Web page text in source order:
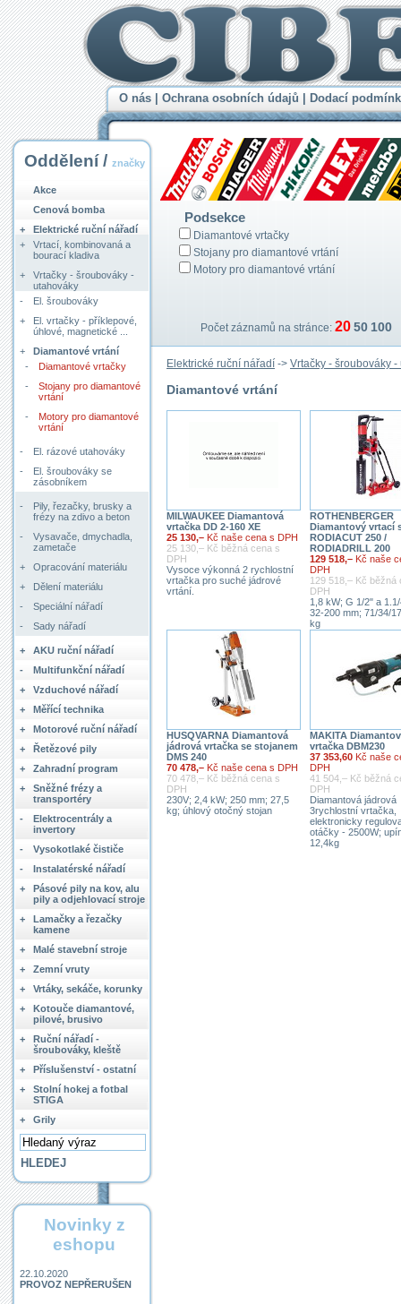
O nás Ochrana osobních údajů Dodací
Podsekce
Diamantové vrtačky
Stojany pro diamantové vrtání
Motory pro diamantové vrtání
Počet záznamů na stránce: 2050 100
Elektrické ruční nářadí -> Vrtačky - šroubováky -
Diamantové vrtání
MILWAUKEE Diamantová
vrtačka DD 2-160 XE
25 130,– Kč naše cena s DPH
25 130,– Kč běžná cena s
DPH
Vysoce výkonná 2 rychlostní
vrtačka pro suché jádrové
vrtání.
ROTHENBERGER
Diamantový vrtací
RODIACUT 250 /
RODIADRILL 200
129 518,– Kč naše
DPH
129 518,– Kč běžná
DPH
1,8 kW; G 1/2" a
32-200 mm; 71/34/
kg
HUSQVARNA Diamantová
jádrová vrtačka se stojanem
DMS 240
70 478,– Kč naše cena s DPH
70 478,– Kč běžná cena s
DPH
230V; 2,4 kW; 250 mm; 27,5
kg; úhlový otočný stojan
MAKITA
vrtačka DBM230
37 353,60 Kč naše
DPH
41 504,– Kč běžná
DPH
Diamantová jádrová
3rychlostní vrtačka,
elektronicky
otáčky - 2500W;
12,4kg
Oddělení / značky
Akce
Cenová bomba
+
Elektrické ruční nářadí
+
Vrtací, kombinovaná a
bourací kladiva
+
Vrtačky - šroubováky -
utahováky
-
El. šroubováky
+
El. vrtačky - příklepové,
úhlové, magnetické ...
+
Diamantové vrtání
-
Diamantové vrtačky
-
Stojany pro diamantové
vrtání
-
Motory pro diamantové
vrtání
-
El. rázové utahováky
-
El. šroubováky se
zásobníkem
-
Pily, řezačky, brusky a
frézy na zdivo a beton
-
Vysavače, dmychadla,
zametače
+
Opracování materiálu
+
Dělení materiálu
-
Speciální nářadí
-
Sady nářadí
+
AKU ruční nářadí
-
Multifunkční nářadí
+
Vzduchové nářadí
+
Měřící technika
+
Motorové ruční nářadí
+
Řetězové pily
+
Zahradní program
+
Sněžné frézy a
transportéry
-
Elektrocentrály a
invertory
-
Vysokotlaké čističe
-
Instalatérské nářadí
+
Pásové pily na kov, alu
pily a odjehlovací stroje
+
Lamačky a řezačky
kamene
+
Malé stavební stroje
+
Zemní vruty
+
Vrtáky, sekáče, korunky
+
Kotouče diamantové,
pilové, brusivo
+
Ruční nářadí -
šroubováky, kleště
+
Příslušenství - ostatní
+
Stolní hokej a fotbal
STIGA
+
Grily
Novinky z
eshopu
22.10.2020
PROVOZ NEPŘERUŠEN